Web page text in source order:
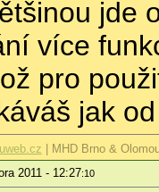
jde
více
pro
jak
| MHD Brno &
2011 - 12:27:10